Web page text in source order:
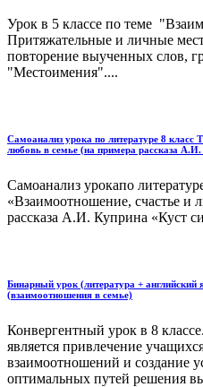
Урок в 5 классе по теме
Притяжательные и личные
повторение выученных слов,
"Местоимения"....
Самоанализ урока по литературе 8 класс
любовь в семье (на примера рассказа
Самоанализ урокапо
«Взаимоотношение, счастье и
рассказа А.И. Куприна «Куст
Бинарный урок (литература +
(взаимоотношения в семье)
Конвергентный урок в 8
является привлечение
взаимоотношений и создание
оптимальных путей решения